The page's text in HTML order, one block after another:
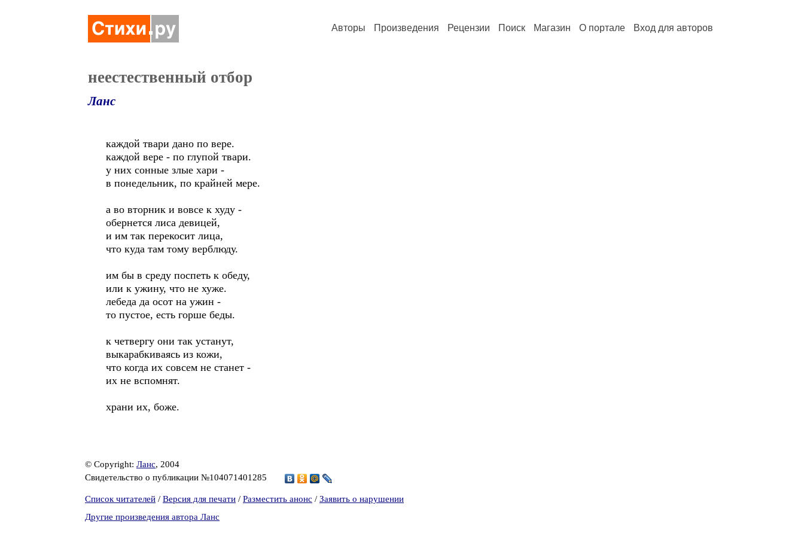
Авторы Произведения Рецензии Поиск Магазин О портале Вход для авторов
неестественный отбор
Ланс
каждой твари дано по вере.
каждой вере - по глупой твари.
у них сонные злые хари -
в понедельник, по крайней мере.
а во вторник и вовсе к худу -
обернется лиса девицей,
и им так перекосит лица,
что куда там тому верблюду.
им бы в среду поспеть к обеду,
или к ужину, что не хуже.
лебеда да осот на ужин -
то пустое, есть горше беды.
к четвергу они так устанут,
выкарабкиваясь из кожи,
что когда их совсем не станет -
их не вспомнят.
храни их, боже.
© Copyright: Ланс, 2004
Свидетельство о публикации №104071401285
Список читателей / Версия для печати / Разместить анонс / Заявить о нарушении
Другие произведения автора Ланс